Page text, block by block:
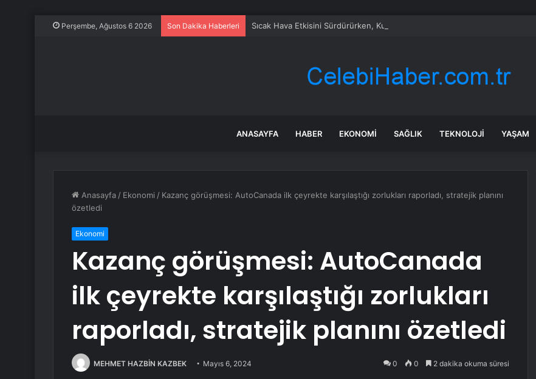
Perşembe, Ağustos 6 2026 Son Dakika Haberleri Sıcak Hava Etkisini Sürdürürken, Kuzey ve Doğuda Yerel Sağanak Bekleniyor
ANASAYFA HABER EKONOMI SAĞLIK TEKNOLOJI YAŞAM
Anasayfa / Ekonomi / Kazanç görüşmesi: AutoCanada ilk çeyrekte karşılaştığı zorlukları raporladı, stratejik planını
özetledi
Ekonomi
Kazanç görüşmesi: AutoCanada
ilk çeyrekte karşılaştığı zorlukları
raporladı, stratejik planını özetledi
MEHMET HAZBİN KAZBEK Mayıs 6, 2024 0 0 2 dakika okuma süresi